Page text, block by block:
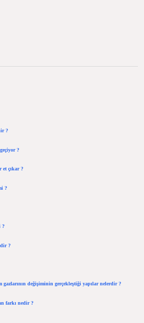
?
?
et çıkar ?
?
?
?
gazlarının değişiminin gerçekleştiği yapılar nelerdir ?
farkı nedir ?